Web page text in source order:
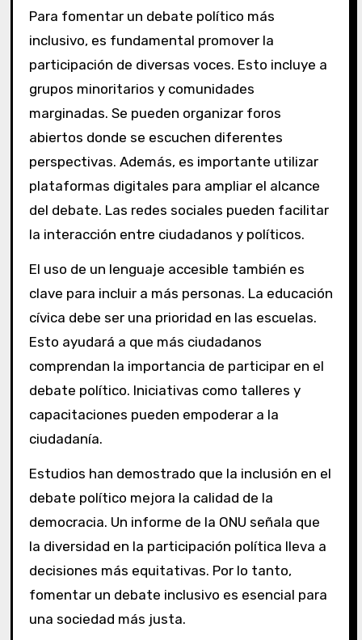
Para fomentar un debate político más
inclusivo, es fundamental promover la
participación de diversas voces. Esto incluye a
grupos minoritarios y comunidades
marginadas. Se pueden organizar foros
abiertos donde se escuchen diferentes
perspectivas. Además, es importante utilizar
plataformas digitales para ampliar el alcance
del debate. Las redes sociales pueden facilitar
la interacción entre ciudadanos y políticos.
El uso de un lenguaje accesible también es
clave para incluir a más personas. La educación
cívica debe ser una prioridad en las escuelas.
Esto ayudará a que más ciudadanos
comprendan la importancia de participar en el
debate político. Iniciativas como talleres y
capacitaciones pueden empoderar a la
ciudadanía.
Estudios han demostrado que la inclusión en el
debate político mejora la calidad de la
democracia. Un informe de la ONU señala que
la diversidad en la participación política lleva a
decisiones más equitativas. Por lo tanto,
fomentar un debate inclusivo es esencial para
una sociedad más justa.